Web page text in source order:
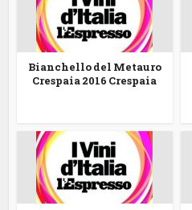
Bianchello del Metauro
Crespaia 2016 Crespaia